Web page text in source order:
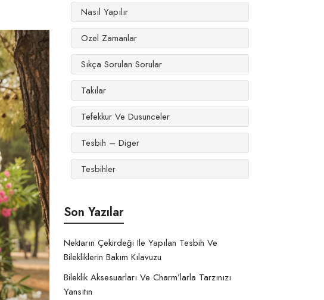
Nasıl Yapılır
Ozel Zamanlar
Sıkça Sorulan Sorular
Takılar
Tefekkur Ve Dusunceler
Tesbih – Diger
Tesbihler
Son Yazılar
Nektarın Çekirdeği Ile Yapılan Tesbih Ve
Bilekliklerin Bakım Kılavuzu
Bileklik Aksesuarları Ve Charm’larla Tarzınızı
Yansıtın